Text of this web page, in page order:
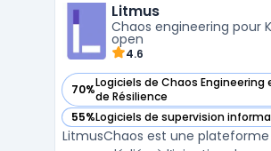
L’augmentation du nombre de
entre équipements industriels et
Litmus
Chaos engineering pour
open
4.6
70%Logiciels de Chaos Engineering
de Résilience
— voir Litmus dans cette catégorie
55%Logiciels de supervision
— voir Litmus dans cette catégorie
LitmusChaos est une